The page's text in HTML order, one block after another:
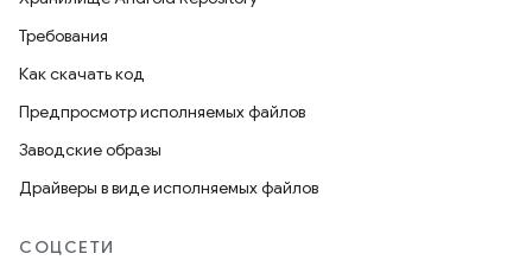
Требования
Как скачать код
Предпросмотр исполняемых файлов
Заводские образы
Драйверы в виде исполняемых файлов
СОЦСЕТИ